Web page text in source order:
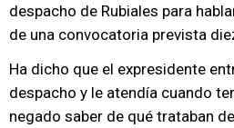
despacho de Rubiales para
de una convocatoria prevista
Ha dicho que el expresidente
despacho y le atendía cuando
negado saber de qué trataban